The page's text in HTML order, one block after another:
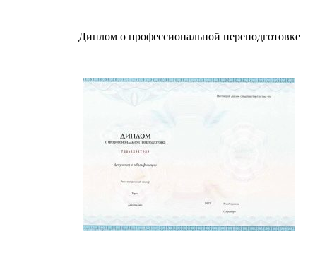
Диплом о профессиональной переподготовке